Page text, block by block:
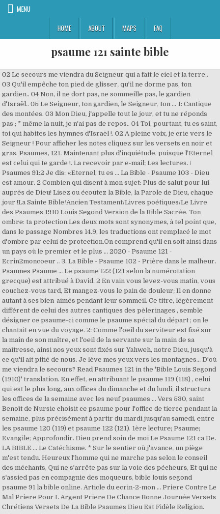
MENU
HOME
ABOUT MAPS FAQ
psaume 121 sainte bible
02 Le secours me viendra du Seigneur qui a fait le ciel et la terre.. 03 Qu'il empêche ton pied de glisser, qu'il ne dorme pas, ton gardien.. 04 Non, il ne dort pas, ne sommeille pas, le gardien d'Israël.. 05 Le Seigneur, ton gardien, le Seigneur, ton … 1: Cantique des montées. 03 Mon Dieu, j'appelle tout le jour, et tu ne réponds pas ; * même la nuit, je n'ai pas de repos.. 04 Toi, pourtant, tu es saint, toi qui habites les hymnes d'Israël !. 02 A pleine voix, je crie vers le Seigneur ! Pour afficher les notes cliquez sur les versets en noir et gras. Psaumes, 121. Maintenant plus d'inquiétude, puisque l'Eternel est celui qui te garde !. La recevoir par e-mail; Les lectures. / Psaumes 91:2 Je dis: «Eternel, tu es … La Bible - Psaume 103 - Dieu est amour. 2 Combien qui disent à mon sujet: Plus de salut pour lui auprès de Dieu! Lisez ou écoutez la Bible, la Parole de Dieu, chaque jour !La Sainte Bible/Ancien Testament/Livres poétiques/Le Livre des Psaumes 1910 Louis Segond Version de la Bible Sacrée. Ton ombre: ta protection.Les deux mots sont synonymes, à tel point que, dans le passage Nombres 14.9, les traductions ont remplacé le mot d'ombre par celui de protection.On comprend qu'il en soit ainsi dans un pays où le premier et le plus … 2020 - Psaume 121 - Ecrin2moncoeur .. 3. La Bible - Psaume 102 - Prière dans le malheur. Psaumes Psaume … Le psaume 122 (121 selon la numérotation grecque) est attribué à David. 2 En vain vous levez-vous matin, vous couchez-vous tard, Et mangez-vous le pain de douleur; Il en donne autant à ses bien-aimés pendant leur sommeil. Ce titre, légèrement différent de celui des autres cantiques des pèlerinages , semble désigner ce psaume-ci comme le psaume spécial du départ ; on le chantait en vue du voyage. 2: Comme l'oeil du serviteur est fixé sur la main de son maître, et l'oeil de la servante sur la main de sa maîtresse, ainsi nos yeux sont fixés sur Yahweh, notre Dieu, jusqu'à ce qu'il ait pitié de nous. Je lève mes yeux vers les montagnes... D'où me viendra le secours? Read Psaumes 121 in the 'Bible Louis Segond (1910)' translation. En effet, en attribuant le psaume 119 (118) , celui qui est le plus long, aux offices du dimanche et du lundi, il structura les offices de la semaine avec les neuf psaumes … Vers 530, saint Benoît de Nursie choisit ce psaume pour l'office de tierce pendant la semaine, plus précisément à partir du mardi jusqu'au samedi, entre les psaume 120 (119) et psaume 122 (121). 1ère lecture; Psaume; Evangile; Approfondir. Dieu prend soin de moi Le Psaume 121 ca De. LA BIBLE … Le Catéchisme. * Sur le sentier où j'avance, un piège m'est tendu. Heureux l'homme qui ne marche pas selon le conseil des méchants, Qui ne s'arrête pas sur la voie des pécheurs, Et qui ne s'assied pas en compagnie des moqueurs, bible louis segond psaume 91 la bible online. Article du ecrin-2-mon ... Priere Contre Le Mal Priere Pour L Argent Priere De Chance Bonne Journée Versets Chrétiens Versets De La Bible Psaumes Dieu Est Fidèle Religion. Voir plus d'idées sur le thème psaume 91, priere, priere de protection. Home; About News About this Project Create a User Account … 4 Le verset du jour Psaume 121 v 1 2. A l'occasion de sa fuite devant Absalom, son fils. Les vies des saints … 2 Mon secours vient de l’Éternel, Qui a fait les cieux et la terre. 3 Qu’il ne laisse pas broncher ton pied, Qu’il ne sommeille … Login; Advanced Search. De Salomon. Psaumes 119:122 Prends sous ta garantie le bien de ton serviteur, Ne me laisse pas opprimer par des orgueilleux! 4 Qu'il te donne ce que ton … Psaume 123. Les vies des saints … Uneéditionlibre. Psaume 127 1 Cantique des degrés. Psaume 20 1 Au chef des chantres. Pour afficher les notes cliquez sur les versets en noir et gras. psaume 121 chapitres parallles la sainte bible. 1ère lecture; Psaume; Evangile; Approfondir. Lire Psaumes 121 8 version Segond 21 sur TopBible. Le secours me vient de l'Eternel, Qui a fait les cieux et la terre. Lire la Bible; La Bible par thèmes; Rechercher : Education. À l’Éternel, dans la détresse où j’étais, J’ai crié, et il m’a répondu. lire psaumes 121 1 version segond 21 sur topbible. 26 décembre 2020 - Saint Etienne . Le Catéchisme. Informations complémentaires... Les utilisateurs … -Pause. La recevoir par e-mail; Les lectures. 2 Éternel, arrache mon âme à la lèvre menteuse, À la langue perfide ! Psaumes 121 La Sainte Bible Augustin Crampon 1923. 3: Yahweh, mets une garde à ma bouche, une sentinelle à la porte de mes lèvres. le psaume 121 chapitres de la bible pour enfants french. Les genres littraires de la Bible Michael Langlois. Les vies des saints ; Les témoignages ; La messe expliquée; Toutes les méditations . Psaumes 121. 03 alors ils nous avalaient tout vivants, dans le feu de leur colère.. 04 Alors le flot passait sur nous, le torrent nous submergeait ; *. 1. d'Evangile ; Cette semaine ; Toutes les méditations « Precedent | Sommaire | Suivant » Nouv. La Bible - Psaume 101 - Le miroir des princes. Prières par thèmes; Ressources. -Pause. T. Psaume. Psaume 3 1 Psaume de David. Psaume chapitre 1 150 . La méditation. La Bible - Psaume 105 - L'histoire merveilleuse d'Israël. Psaume de David. Prières par thèmes; Ressources. Dès ce moment, le pèlerin regarde vers Sion, et il ne cessera pas de le faire ; il cherche dans le lointain les montagnes sur lesquelles s'élève la ville sainte … Quelle multitude se lève contre moi! La Bible - Psaume 100 - Appel à la louange. Texte intégral; Rechercher : La prière. L'homélie du jour; Le saint du jour; La Bible. Psaume 21. Livre de la Bible numro 19 Psaumes BIBLIOTHQUE EN. 2 Que du sanctuaire il t'envoie du secours, Que de Sion il te soutienne! Un cantique nouveau: voir Psaumes 23.3, note.. Plusieurs craindront... et auront confiance: ce sont là les deux éléments essentiels de la piété.Une pensée souvent exprimée dans les Psaumes est que la délivrance du fidèle doit amener à l'Eternel de nouveaux adorateurs (22.27-28 ; 58.12 ; comparez Jean 11.4).22.27-28 ; 58.12 ; … Je lève les yeux , proprement : Je lèverai . 2: Que ma prière soit devant ta face comme l'encens, et l'élévation de mes mains comme l'offrande du soir! 1.3 Il est comme un arbre planté près d'un … La Bible - Psaume … Psaume 121 Cantique des degrés. 25 nov. 2020 - Découvrez le tableau "Psaume 91" de Dominique Francoise sur Pinterest. 2. Mon secours vient de l’Eternel 121 Cantique pour la route vers la demeure de l’Eternel . 2020 - Psaume 121 - Ecrin2moncoeur. 3 Qu'il se souvienne de toutes tes offrandes, Et qu'il agrée tes holocaustes! Le Catéchisme . 05 Regarde à mes côtés, et vois : personne qui me … Note: Cliquez sur un verset, vous serez en mesure de lire ce verset en 3 langues: Français, Anglais, et Créole Haitien. Psaume de David. Psaumes 91:1 Celui qui s'abrite tout près du Très-Haut / repose en lieu sûr, à l'ombre du Tout-Puissant. Cantiques des Maaloth Psaume 120 Israël au milieu des Gentils 1 Cantique des pèlerinages. O Éternel, que mes ennemis sont nombreux! Texte intégral; Rechercher : La prière. 01 Sans le Seigneur qui était pour nous, - qu'Israël le redise - +. Lire la Bible; La Bible par thèmes; Rechercher : Education. La Bible du Semeur Update. la bible ancien testament les livres potiques. Cantique des degrés. Test. ISBN—978-2-8247-1717-3 BIBEBOOK www.bibebook.com A pleine voix, je supplie le Seigneur ! La méditation. Psaumes (La Bible) Psaumes 1 1.1 Heureux l'homme qui ne marche pas selon le conseil des méchants, Qui ne s'arrête pas sur la voie des pécheurs, Et qui ne s'assied pas en compagnie des moqueurs, 1.2 Mais qui trouve son plaisir dans la loi de l'Éternel, Et qui la médite jour et nuit! Psaume 120. 3 Mais toi, ô Éternel! Psaumes 120 Bible Annotée. Je lève mes veux vers les montagnes… D’où me viendra le secours ? Bible Louis Segond Psaume 91 La Bible Online. La Bible. New Christian Bible Study. Prières par thèmes; Ressources. psaumes 3 bible annote psaume de david quand il fuyait. L'homélie du jour; Le saint du jour; La Bible. 02 Mon Dieu, mon Dieu, pourquoi m'as-tu abandonné ? LOUISSEGOND LA SAINTE BIBLE 1910 Untextedudomainepublic. 03 Je répands devant lui ma plainte, devant lui, je dis ma détresse.. 04 Lorsque le souffle me manque, toi, tu sais mon chemin. 3 Que te … Yahweh, je t'invoque; hâte-toi de venir vers moi; prête l'oreille à ma voix, quand je t'invoque. Nos pieds se sont arrêtés * à tes portes, ô Jérusalem. La Bible - Psaume 99 - Dieu, roi juste et saint. Jérusalem, qui est bâtie comme une ville, * dont toutes les parties se tiennent … ... Discours sur les psaumes, de saint Augustin, IV e siècle, 2 vol., collection « Sagesses chrétiennes », Éditions du Cerf, Séfer Tehilim, de Rachi, XI e siècle, Commentaire sur les psaumes (jusqu’au psaume 54), de saint Thomas d’Aquin, 1273, Éditions du Cerf, 1996, Commentaire des psaumes… Psaumes 1. La Bible du Semeur (BDS) Bible Book List. Je me suis réjoui de ce qui m'a été dit: * Nous irons dans la maison du Seigneur. Psaume 141. Les promesses du Seigneur à celui qui tourne le dos au monde : Psaumes 121 Regarder au Seigneur : versets 1, 2 Ayant enfin réalisé qu’il retrouvera une relation avec Dieu en quittant un mauvais lieu et en abandonnant des associations coupables, ce croyant opère une volte-face décisive. 2. J'élève mes yeux vers toi, ô toi qui siège dans les cieux! Chapter 121. 15 juil. * Le salut est loin de moi, loin des mots que je rugis. Psaumes 119:121 J`observe la loi et la justice: Ne m`abandonne pas à mes oppresseurs! 01 Je lève les yeux vers les montagnes : d'où le secours me viendra-t-il ?. Si l'Éternel ne bâtit la maison, Ceux qui la bâtissent travaillent en vain; Si l'Éternel ne garde la ville, Celui qui la garde veille en vain. 15 juil. tu es mon bouclier, Tu es ma gloire, et tu relèves ma tête. 中文 čeština Nederlands français ქართული ენა Deutsch italiano 日本語 한국어 português Pyccĸий Srpski, Српски Español svenska Tagalog isiZulu. Lire la Bible; La Bible par thèmes; Rechercher : Education. Que l'Éternel t'exauce au jour de la détresse,